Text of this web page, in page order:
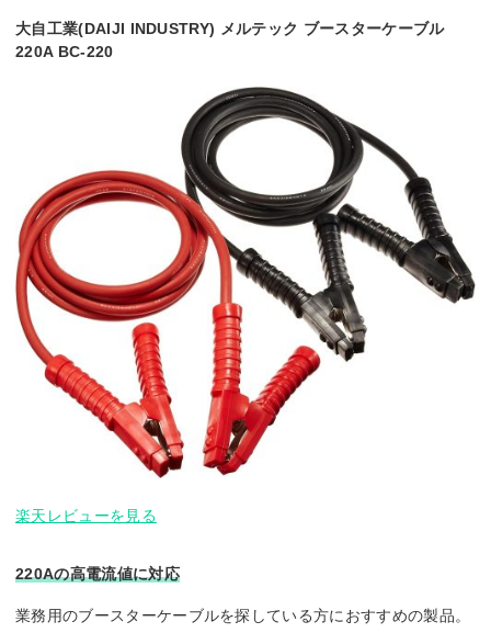
大自工業(DAIJI INDUSTRY) メルテック ブースターケーブル
220A BC-220
楽天レビューを見る
220Aの高電流値に対応
業務用のブースターケーブルを探している方におすすめの製品。